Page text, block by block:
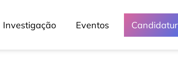
Investigação Eventos